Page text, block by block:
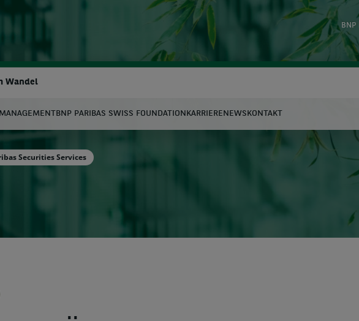
BNP
Wandel
BNP PARIBAS SWISS FOUNDATION KARRIERE NEWS KONTAKT
Securities Services